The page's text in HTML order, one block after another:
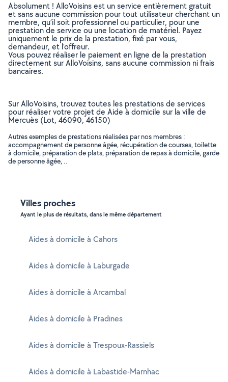
Absolument ! AlloVoisins est un service entièrement gratuit
et sans aucune commission pour tout utilisateur cherchant un
membre, qu’il soit professionnel ou particulier, pour une
prestation de service ou une location de matériel. Payez
uniquement le prix de la prestation, fixé par vous,
demandeur, et l’offreur.
Vous pouvez réaliser le paiement en ligne de la prestation
directement sur AlloVoisins, sans aucune commission ni frais
bancaires.
Sur AlloVoisins, trouvez toutes les prestations de services
pour réaliser votre projet de Aide à domicile sur la ville de
Mercuès (Lot, 46090, 46150)
Autres exemples de prestations réalisées par nos membres :
accompagnement de personne âgée, récupération de courses, toilette
à domicile, préparation de plats, préparation de repas à domicile, garde
de personne âgée, ..
Villes proches
Ayant le plus de résultats, dans le même département
Aides à domicile à Cahors
Aides à domicile à Laburgade
Aides à domicile à Arcambal
Aides à domicile à Pradines
Aides à domicile à Trespoux-Rassiels
Aides à domicile à Labastide-Marnhac